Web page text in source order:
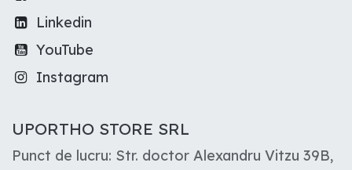
Linkedin
YouTube
Instagram
UPORTHO STORE SRL
Punct de lucru: Str. doctor Alexandru Vitzu 39B,